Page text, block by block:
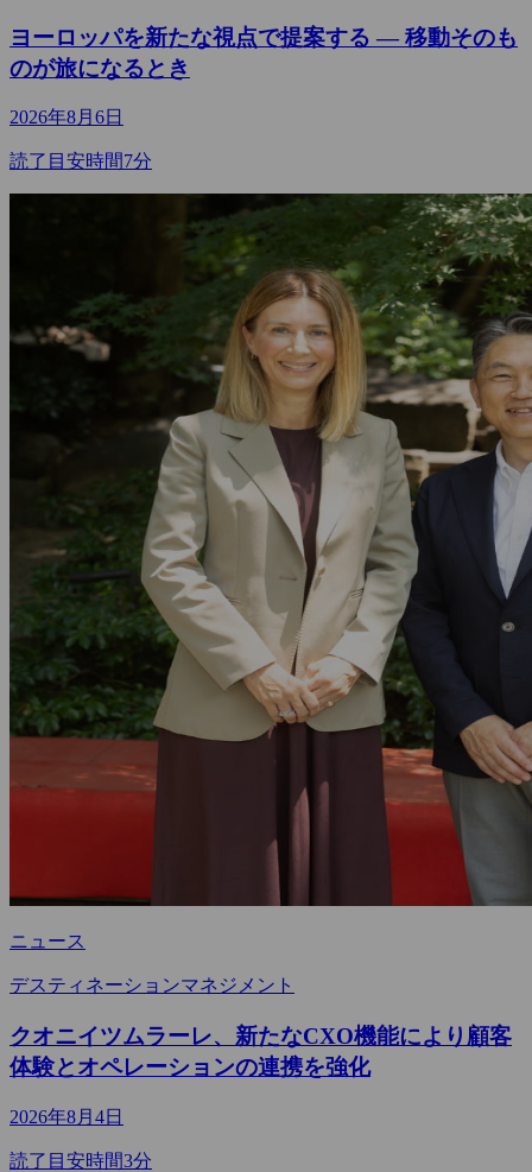
ヨーロッパを新たな視点で提案する ― 移動そのも
のが旅になるとき
2026年8月6日
読了目安時間7分
ニュース
デスティネーションマネジメント
クオニイツムラーレ、新たなCXO機能により顧客
体験とオペレーションの連携を強化
2026年8月4日
読了目安時間3分